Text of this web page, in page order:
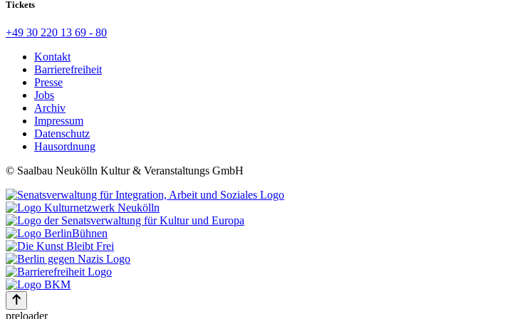
Tickets
+49 30 220 13 69 - 80
Kontakt
Barrierefreiheit
Presse
Jobs
Archiv
Impressum
Datenschutz
Hausordnung
© Saalbau Neukölln Kultur & Veranstaltungs GmbH
preloader